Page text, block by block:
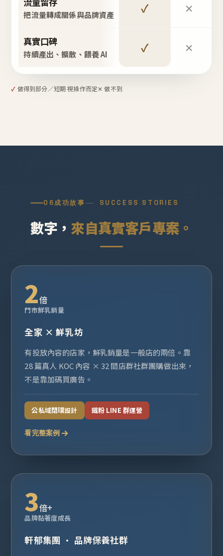
把流量轉成關係與品牌資產 ✓ ✕
真實口碑
持續產出、擴散、餵養 AI ✓ ✕
✓ 做得到部分／短期 視操作而定✕ 做不到
06成功故事 SUCCESS STORIES
數字， 來自真實客戶專案。
2倍
門市鮮乳銷量
全家 × 鮮乳坊
有投放內容的店家，鮮乳銷量是一般店的兩倍。靠
28 篇真人 KOC 內容 × 32 間店群社群團購做出來，
不是靠加碼買廣告。
公私域閉環設計 鐵粉 LINE 群運營
看完整案例
3倍+
品牌黏著度成長
軒郁集團 · 品牌保養社群